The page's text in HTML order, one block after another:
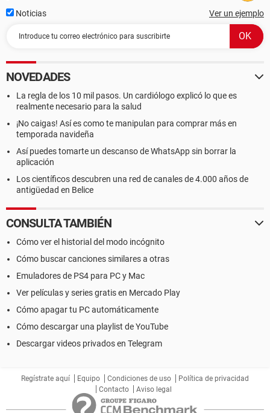
Noticias Ver un ejemplo
NOVEDADES
La regla de los 10 mil pasos. Un cardiólogo explicó lo que es
realmente necesario para la salud
¡No caigas! Así es como te manipulan para comprar más en
temporada navideña
Así puedes tomarte un descanso de WhatsApp sin borrar la
aplicación
Los científicos descubren una red de canales de 4.000 años de
antigüedad en Belice
CONSULTA TAMBIÉN
Cómo ver el historial del modo incógnito
Cómo buscar canciones similares a otras
Emuladores de PS4 para PC y Mac
Ver películas y series gratis en Mercado Play
Cómo apagar tu PC automáticamente
Cómo descargar una playlist de YouTube
Descargar videos privados en Telegram
Regístrate aquí Equipo Condiciones de uso
Política de privacidad
Contacto
Aviso legal